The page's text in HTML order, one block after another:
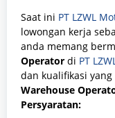
Saat ini PT LZWL
lowongan kerja
anda memang
Operator di PT
dan kualifikasi
Warehouse
Persyaratan: